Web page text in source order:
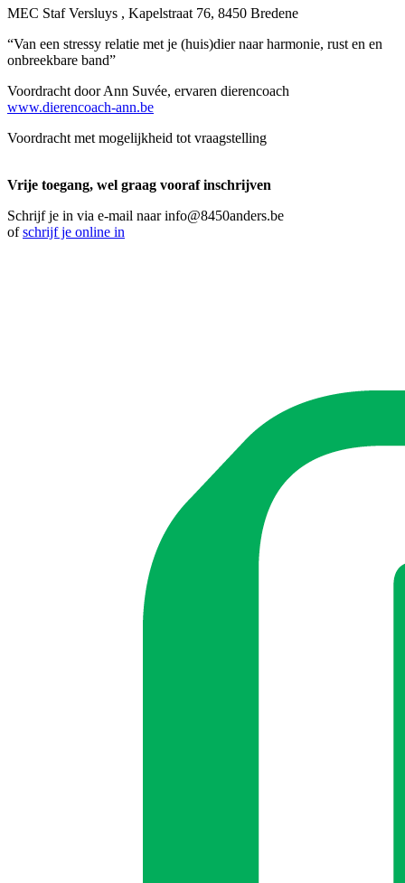
MEC Staf Versluys , Kapelstraat 76, 8450 Bredene
“Van een stressy relatie met je (huis)dier naar harmonie, rust en en
onbreekbare band”
Voordracht door Ann Suvée, ervaren dierencoach
www.dierencoach-ann.be
Voordracht met mogelijkheid tot vraagstelling
Vrije toegang, wel graag vooraf inschrijven
Schrijf je in via e-mail naarinfo@8450anders.be
ofschrijf je online in